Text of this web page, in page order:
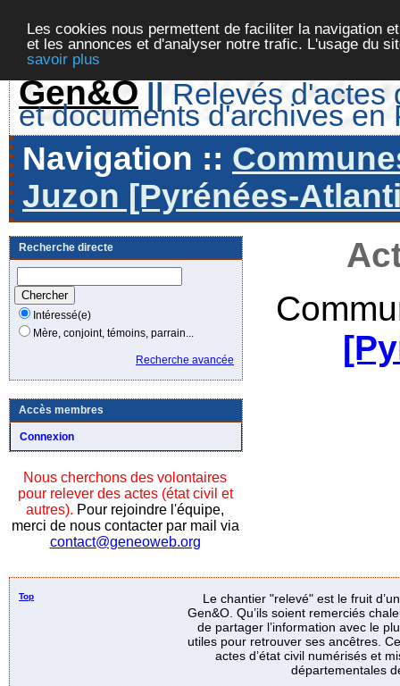
Les cookies nous permettent de faciliter la navigation
et les annonces et d'analyser notre trafic. L'usage du
savoir plus
Gen&O || Relevés d'actes
et documents d'archives en
Navigation ::
Juzon [Pyrénées-
Recherche directe
Intéressé(e)
Mère, conjoint, témoins, parrain...
Recherche avancée
Accès membres
Connexion
Nous cherchons des volontaires
pour relever des actes (état civil et
autres). Pour rejoindre l'équipe,
merci de nous contacter par mail via
contact@geneoweb.org
Top
Le chantier "relevé" est le fruit
Gen&O. Qu’ils soient remerciés
de partager l’information avec le
utiles pour retrouver ses ancêtres.
actes d’état civil numérisés et
départementales